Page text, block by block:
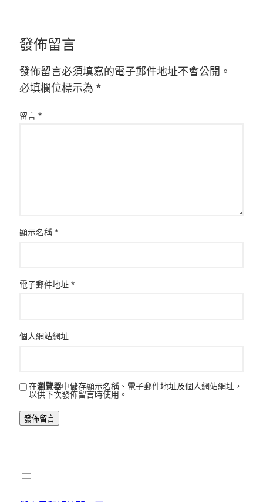
發佈留言
發佈留言必須填寫的電子郵件地址不會公開。
必填欄位標示為 *
留言 *
顯示名稱 *
電子郵件地址 *
個人網站網址
在瀏覽器中儲存顯示名稱、電子郵件地址及個人網站網址，
以供下次發佈留言時使用。